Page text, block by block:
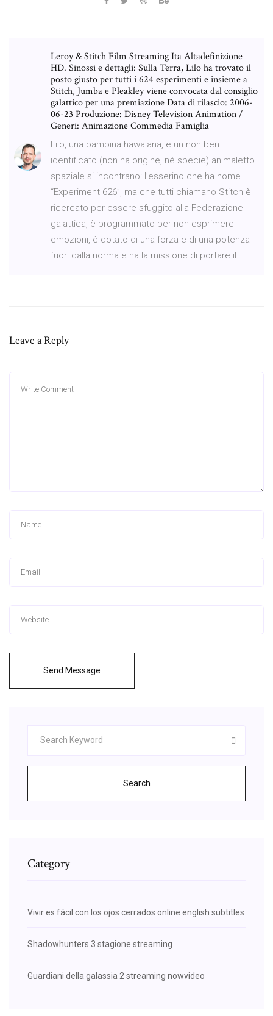
Leroy & Stitch Film Streaming Ita Altadefinizione
HD. Sinossi e dettagli: Sulla Terra, Lilo ha trovato il
posto giusto per tutti i 624 esperimenti e insieme a
Stitch, Jumba e Pleakley viene convocata dal consiglio
galattico per una premiazione Data di rilascio: 2006-
06-23 Produzione: Disney Television Animation /
Generi: Animazione Commedia Famiglia
Lilo, una bambina hawaiana, e un non ben
identificato (non ha origine, né specie) animaletto
spaziale si incontrano: l’esserino che ha nome
“Experiment 626”, ma che tutti chiamano Stitch è
ricercato per essere sfuggito alla Federazione
galattica, è programmato per non esprimere
emozioni, è dotato di una forza e di una potenza
fuori dalla norma e ha la missione di portare il …
Leave a Reply
Send Message
Search
Category
Vivir es fácil con los ojos cerrados online english subtitles
Shadowhunters 3 stagione streaming
Guardiani della galassia 2 streaming nowvideo